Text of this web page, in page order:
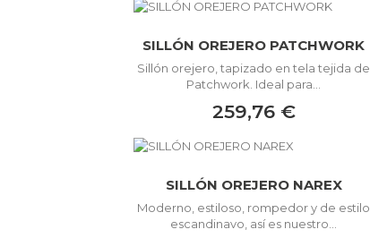
SILLÓN OREJERO PATCHWORK
Sillón orejero, tapizado en tela tejida de
Patchwork. Ideal para...
259,76 €
SILLÓN OREJERO NAREX
Moderno, estiloso, rompedor y de estilo
escandinavo, así es nuestro...